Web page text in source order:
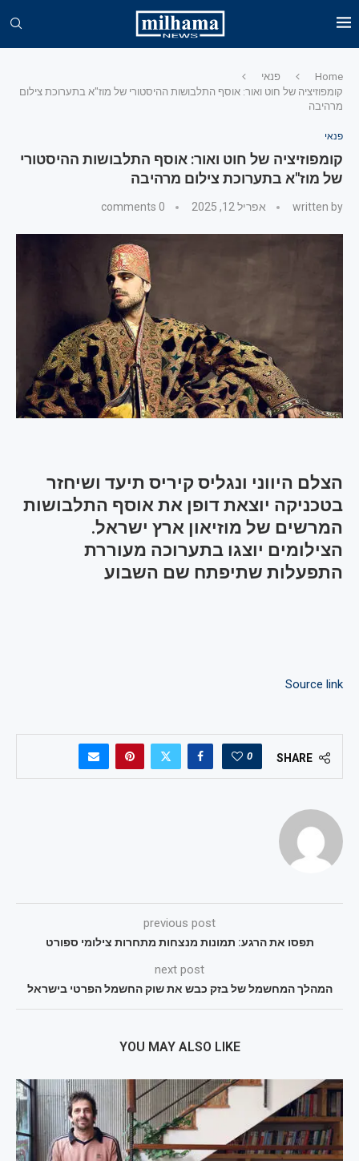
Home
פנאי
קומפוזיציה של חוט ואור: אוסף התלבושות ההיסטורי של מוז"א בתערוכת צילום
מרהיבה
פנאי
קומפוזיציה של חוט ואור: אוסף התלבושות ההיסטורי
של מוז"א בתערוכת צילום מרהיבה
written by אפריל 12, 2025 0 comments
הצלם היווני ונגליס קיריס תיעד ושיחזר
בטכניקה יוצאת דופן את אוסף התלבושות
המרשים של מוזיאון ארץ ישראל.
הצילומים יוצגו בתערוכה מעוררת
התפעלות שתיפתח שם השבוע
Source link
SHARE
0
previous post
תפסו את הרגע: תמונות מנצחות מתחרות צילומי ספורט
next post
המהלך המחשמל של בזק כבש את שוק החשמל הפרטי בישראל
YOU MAY ALSO LIKE